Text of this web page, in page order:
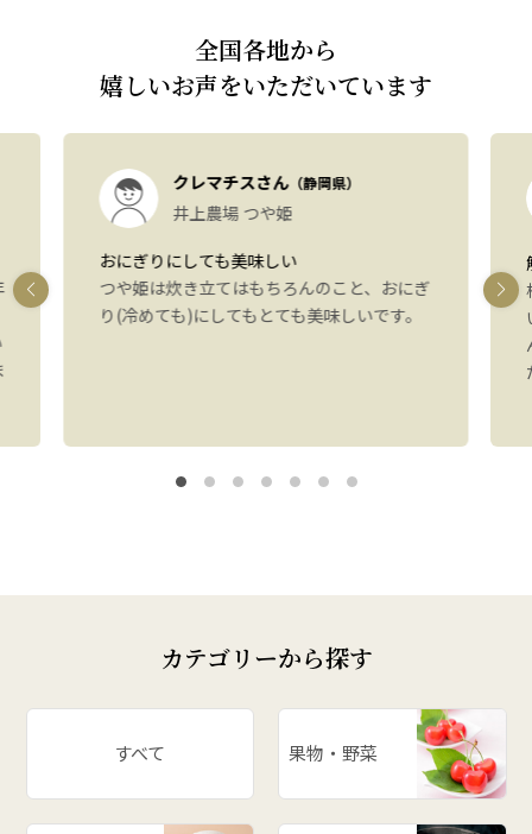
全国各地から
嬉しいお声をいただいています
クレマチスさん（静岡県）
井上農場 つや姫
おにぎりにしても美味しい
つや姫は炊き立てはもちろんのこと、おにぎ
り(冷めても)にしてもとても美味しいです。
カテゴリーから探す
すべて 果物・野菜